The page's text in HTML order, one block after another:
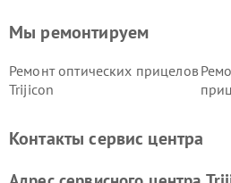
Мы ремонтируем
Ремонт оптических прицелов
Trijicon
Контакты сервис центра